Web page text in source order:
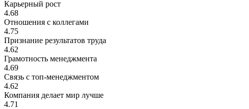
Карьерный рост
4.68
Отношения с коллегами
4.75
Признание результатов труда
4.62
Грамотность менеджмента
4.69
Связь с топ-менеджментом
4.62
Компания делает мир лучше
4.71